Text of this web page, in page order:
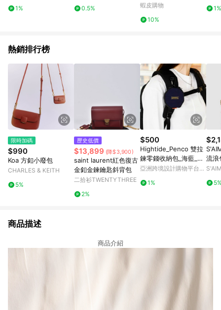
1%
0.5%
暖學生分指戶外防凍騎
套女 學生騎行防寒開電
蝦皮購物
10%
1%
熱銷排行榜
限時加碼
$990
Koa 方釦小廢包
CHARLES & KEITH
5%
歷史低價
$13,899 (降$3,900)
saint laurent紅色復古
金釦金鍊鑰匙斜背包
二拾衫TWENTYTHREE
2%
$500
Hightide_Penco 雙拉
鍊零錢收納包_海藍_GB
301-NV
亞洲跨境設計購物平台
1%
流浪
商品描述
商品介紹